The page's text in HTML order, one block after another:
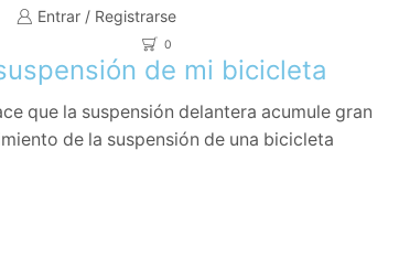
Entrar / Registrarse
0
de mi bicicleta
que la suspensión delantera acumule gran
de la suspensión de una bicicleta